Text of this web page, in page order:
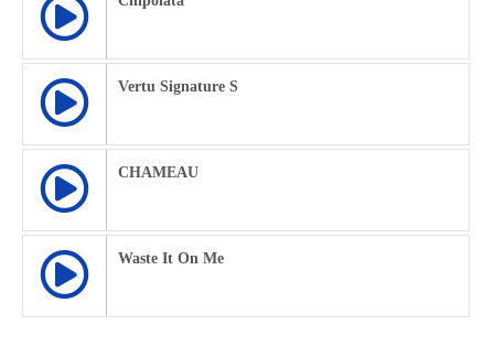
Vertu Signature S
CHAMEAU
Waste It On Me